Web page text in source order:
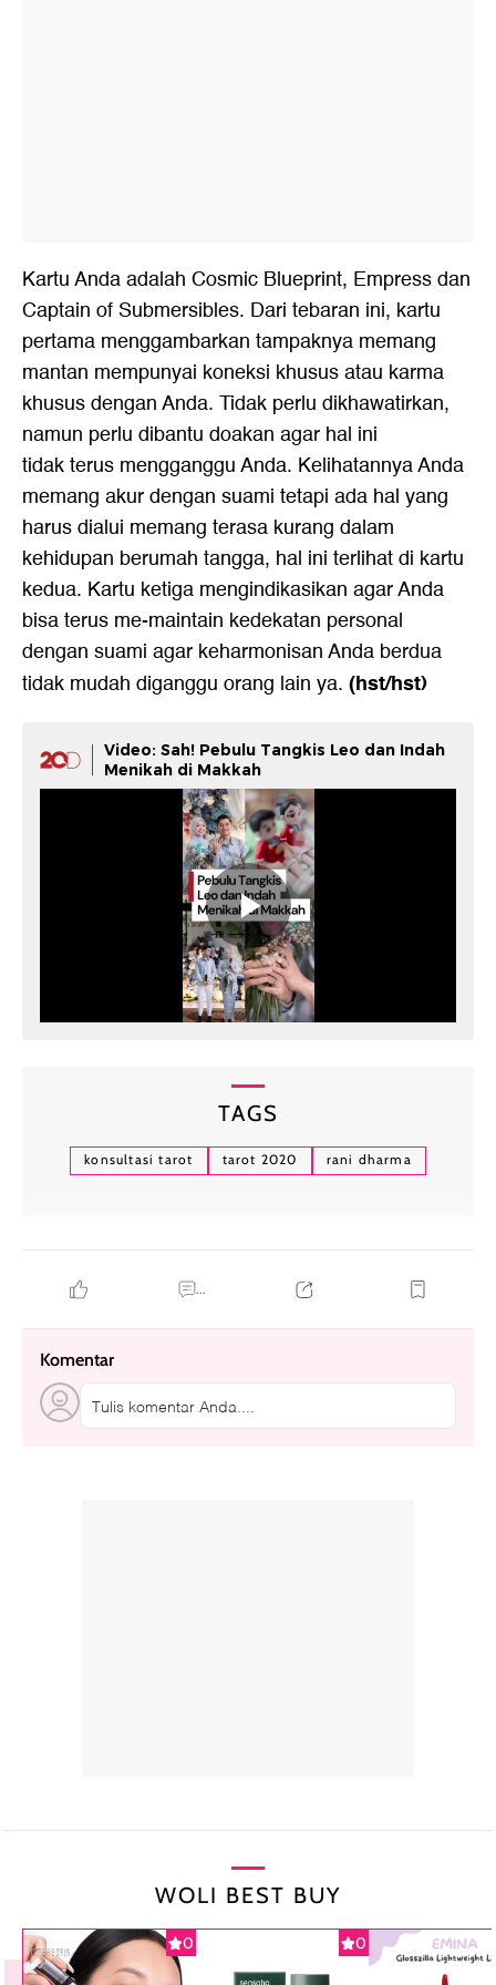
Kartu Anda adalah Cosmic Blueprint, Empress dan
Captain of Submersibles. Dari tebaran ini, kartu
pertama menggambarkan tampaknya memang
mantan mempunyai koneksi khusus atau karma
khusus dengan Anda. Tidak perlu dikhawatirkan,
namun perlu dibantu doakan agar hal ini
tidak terus mengganggu Anda. Kelihatannya Anda
memang akur dengan suami tetapi ada hal yang
harus dialui memang terasa kurang dalam
kehidupan berumah tangga, hal ini terlihat di kartu
kedua. Kartu ketiga mengindikasikan agar Anda
bisa terus me-maintain kedekatan personal
dengan suami agar keharmonisan Anda berdua
tidak mudah diganggu orang lain ya. (hst/hst)
Video: Sah! Pebulu Tangkis Leo dan Indah
Menikah di Makkah
TAGS
konsultasi tarot tarot 2020 rani dharma
...
Komentar
Tulis komentar Anda....
WOLI BEST BUY
0 0